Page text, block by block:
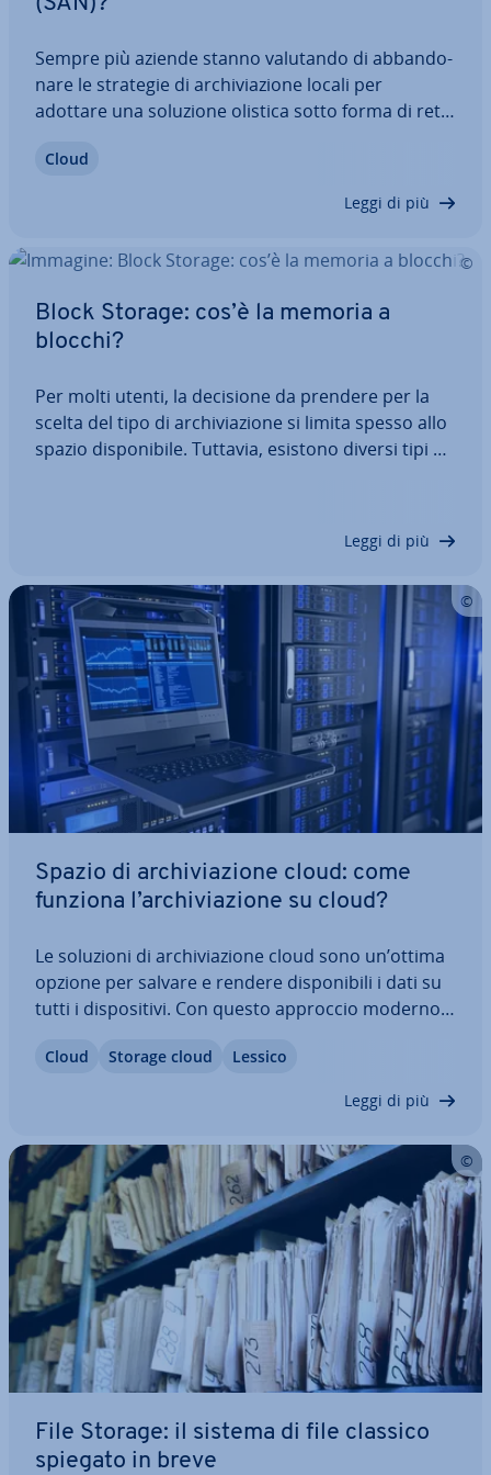
Sempre più aziende stanno valutando di ab­ban­do­
na­re le strategie di ar­chi­via­zio­ne locali per
adottare una soluzione olistica sotto forma di rete
con una Storage Area Network (SAN). Gli utenti di
Cloud
Leggi di più
Block Storage: cos’è la memoria a
blocchi?
Per molti utenti, la decisione da prendere per la
scelta del tipo di ar­chi­via­zio­ne si limita spesso allo
spazio di­spo­ni­bi­le. Tuttavia, esistono diversi tipi di
Leggi di più
Spazio di ar­chi­via­zio­ne cloud: come
funziona l’ar­chi­via­zio­ne su cloud?
Le soluzioni di ar­chi­via­zio­ne cloud sono un’ottima
opzione per salvare e rendere di­spo­ni­bi­li i dati su
tutti i di­spo­si­ti­vi. Con questo approccio moderno
disporre di un hardware proprio. Ma cos’è esat­ta­
Cloud Storage cloud Lessico
Leggi di più
File Storage: il sistema di file classico
spiegato in breve